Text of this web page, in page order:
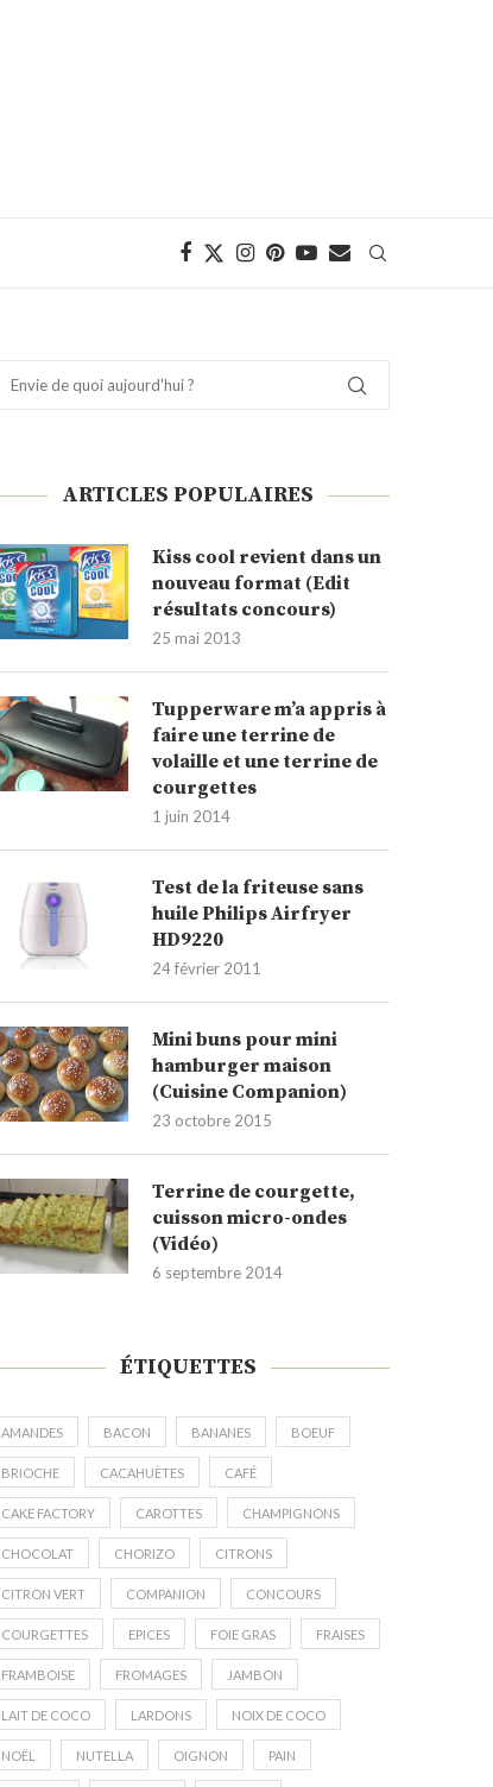
ARTICLES POPULAIRES
Kiss cool revient dans un
nouveau format (Edit
résultats concours)
25 mai 2013
Tupperware m’a appris à
faire une terrine de
volaille et une terrine de
courgettes
1 juin 2014
Test de la friteuse sans
huile Philips Airfryer
HD9220
24 février 2011
Mini buns pour mini
hamburger maison
(Cuisine Companion)
23 octobre 2015
Terrine de courgette,
cuisson micro-ondes
(Vidéo)
6 septembre 2014
ÉTIQUETTES
AMANDES BACON BANANES BOEUF
BRIOCHE CACAHUÈTES CAFÉ
CAKE FACTORY CAROTTES CHAMPIGNONS
CHOCOLAT CHORIZO CITRONS
CITRON VERT COMPANION CONCOURS
COURGETTES EPICES FOIE GRAS FRAISES
FRAMBOISE FROMAGES JAMBON
LAIT DE COCO LARDONS NOIX DE COCO
NOËL NUTELLA OIGNON PAIN